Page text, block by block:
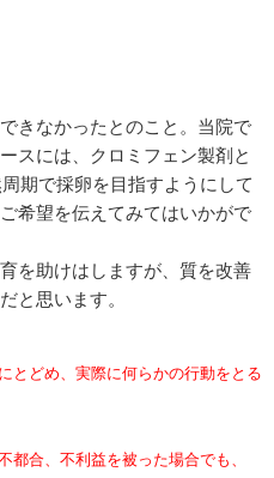
きなかったとのこと。当院で
スには、クロミフェン製剤と
期で採卵を目指すようにして
希望を伝えてみてはいかがで
を助けはしますが、質を改善
と思います。
とどめ、実際に何らかの行動をとる
都合、不利益を被った場合でも、